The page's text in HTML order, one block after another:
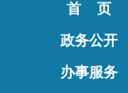
首 页
政务公开
办事服务